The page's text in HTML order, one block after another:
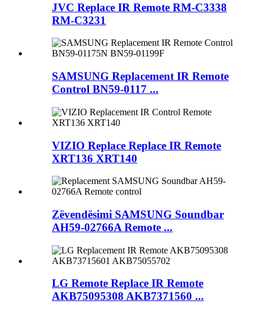
JVC Replace IR Remote RM-C3338
RM-C3231
SAMSUNG Replacement IR Remote
Control BN59-0117 ...
VIZIO Replace Replace IR Remote
XRT136 XRT140
Zëvendësimi SAMSUNG Soundbar
AH59-02766A Remote ...
LG Remote Replace IR Remote
AKB75095308 AKB7371560 ...